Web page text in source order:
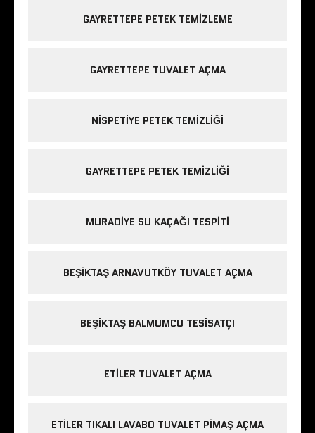
GAYRETTEPE PETEK TEMIZLEME
GAYRETTEPE TUVALET AÇMA
NISPETIYE PETEK TEMIZLIĞI
GAYRETTEPE PETEK TEMIZLIĞI
MURADIYE SU KAÇAĞI TESPITI
BEŞIKTAŞ ARNAVUTKÖY TUVALET AÇMA
BEŞIKTAŞ BALMUMCU TESISATÇI
ETILER TUVALET AÇMA
ETILER TIKALI LAVABO TUVALET PIMAŞ AÇMA